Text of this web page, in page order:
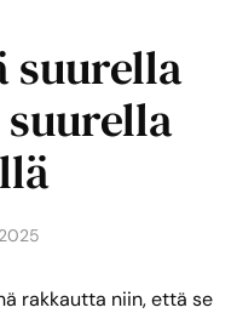
suurella
rakkautta niin, että se